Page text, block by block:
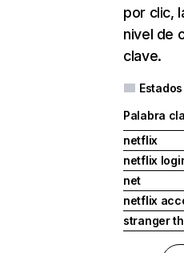
por clic,
nivel de
clave.
Palabra
netflix
netflix
net
netflix
stranger